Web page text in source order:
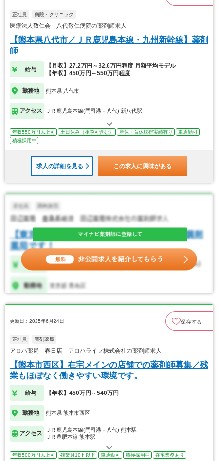
正社員 病院・クリニック
医療法人敬仁会 八代敬仁病院の薬剤師求人
【熊本県八代市／ＪＲ鹿児島本線・九州新幹線】薬剤
師
給与
【月収】27.2万円～32.6万円程度 月額平均モデル
【年収】450万円～550万円程度
勤務地 熊本県 八代市
アクセス ＪＲ鹿児島本線(門司港－八代) 新八代駅
年収550万円以上可 土日休み（相談可含む） 産休・育休取得実績有り
車通勤可
積極採用中
求人の詳細を見る この求人に興味がある
更新日：2025年6月24日 保存する
正社員 調剤薬局
アロハ薬局 春日店 アロハライフ株式会社の薬剤師求人
【熊本市西区】在宅メインの店舗での薬剤師募集／残
業もほぼなく働きやすい環境です。
給与 【年収】450万円～540万円
勤務地 熊本県 熊本市西区
アクセス
ＪＲ鹿児島本線(門司港－八代) 熊本駅
ＪＲ豊肥本線 熊本駅
年収500万円以上可 残業月10ｈ以下 車通勤可 積極採用中 在宅業務あり